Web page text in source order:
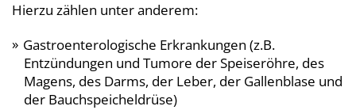
Hierzu zählen unter anderem:
Gastroenterologische Erkrankungen (z.B.
Entzündungen und Tumore der Speiseröhre, des
Magens, des Darms, der Leber, der Gallenblase und
der Bauchspeicheldrüse)